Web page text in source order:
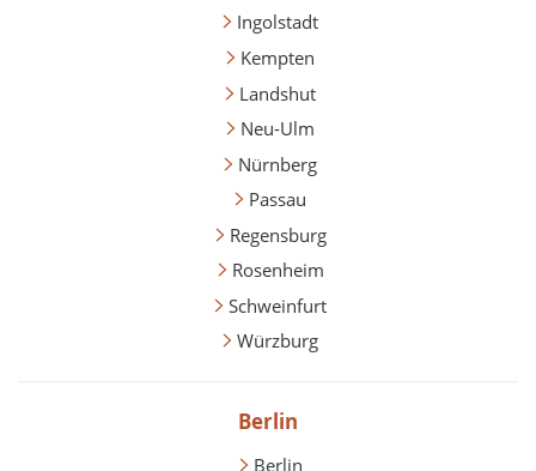
Ingolstadt
Kempten
Landshut
Neu-Ulm
Nürnberg
Passau
Regensburg
Rosenheim
Schweinfurt
Würzburg
Berlin
Berlin